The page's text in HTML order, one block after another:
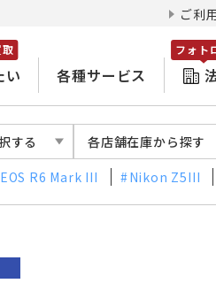
ご利
い 各種サービス
フォト
する 各店舗在庫から探す
R6 Mark III Nikon Z5III